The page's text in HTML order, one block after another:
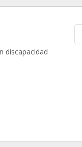
discapacidad